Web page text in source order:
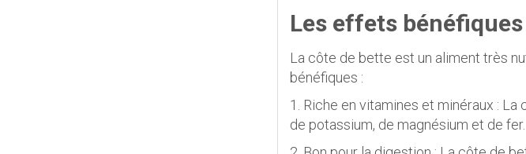
Les effets
La côte de bette est un aliment très
bénéfiques :
1. Riche en vitamines et minéraux :
de potassium, de magnésium et de fer.